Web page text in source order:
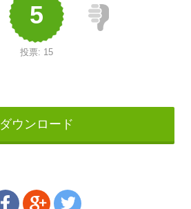
5
投票: 15
ダウンロード